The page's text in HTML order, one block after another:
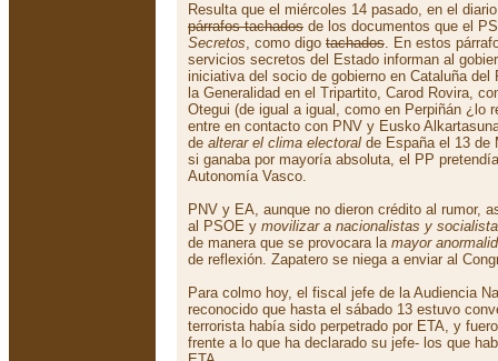
Resulta que el miércoles 14 pasado, en el
párrafos tachados de los documentos que el
Secretos, como digo tachados. En estos
servicios secretos del Estado informan al
iniciativa del socio de gobierno en Cataluña
la Generalidad en el Tripartito, Carod Rovira,
Otegui (de igual a igual, como en Perpiñán ¿lo
entre en contacto con PNV y Eusko
de alterar el clima electoral de España el 13 de
si ganaba por mayoría absoluta, el PP
Autonomía Vasco.
PNV y EA, aunque no dieron crédito al rumor,
al PSOE y movilizar a nacionalistas y
de manera que se provocara la mayor
de reflexión. Zapatero se niega a enviar al
Para colmo hoy, el fiscal jefe de la Audiencia
reconocido que hasta el sábado 13 estuvo
terrorista había sido perpetrado por ETA, y
frente a lo que ha declarado su jefe- los que